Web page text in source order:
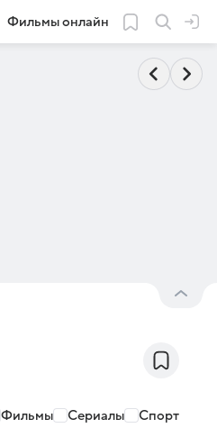
Фильмы онлайн
Фильмы Сериалы Спорт